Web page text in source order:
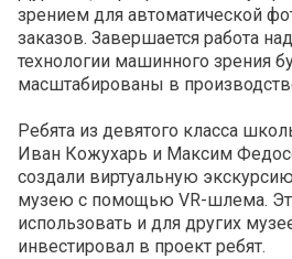
зрением для автоматической
заказов. Завершается работа
технологии машинного зрения
масштабированы в
Ребята из девятого класса
Иван Кожухарь и Максим
создали виртуальную
музею с помощью VR-шлема.
использовать и для других
инвестировал в проект ребят.